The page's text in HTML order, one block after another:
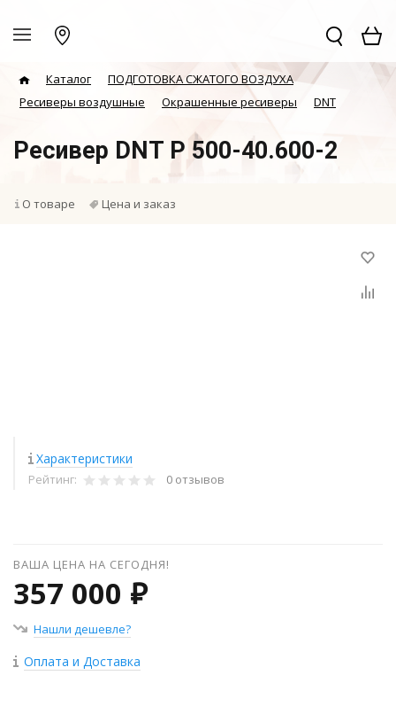
Каталог
ПОДГОТОВКА СЖАТОГО ВОЗДУХА
Ресиверы воздушные
Окрашенные ресиверы DNT
Ресивер DNT Р 500-40.600-2
О товаре Цена и заказ
Характеристики
Рейтинг: 0 отзывов
ВАША ЦЕНА НА СЕГОДНЯ!
357 000 ₽
Нашли дешевле?
Оплата и Доставка